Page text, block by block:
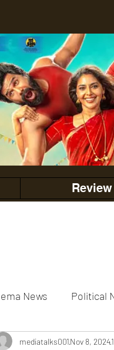
Review
News Political
Actress Gallery
mediatalks001Nov 8, 2024